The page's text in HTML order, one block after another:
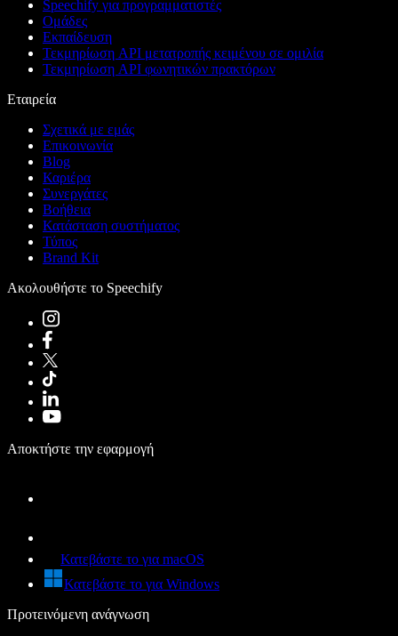
Speechify για προγραμματιστές
Ομάδες
Εκπαίδευση
Τεκμηρίωση API μετατροπής κειμένου σε ομιλία
Τεκμηρίωση API φωνητικών πρακτόρων
Εταιρεία
Σχετικά με εμάς
Επικοινωνία
Blog
Καριέρα
Συνεργάτες
Βοήθεια
Κατάσταση συστήματος
Τύπος
Brand Kit
Ακολουθήστε το Speechify
Αποκτήστε την εφαρμογή
Κατεβάστε το για macOS
Κατεβάστε το για Windows
Προτεινόμενη ανάγνωση